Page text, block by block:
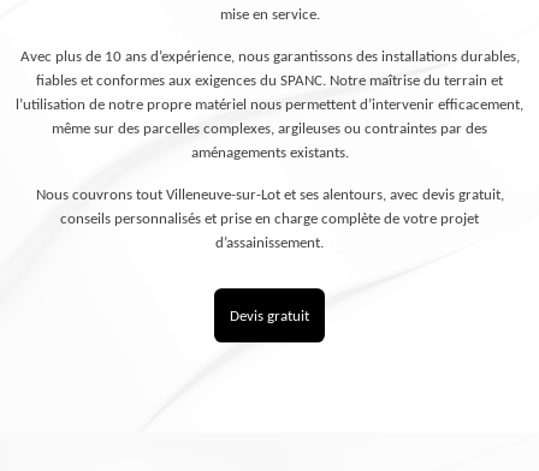
mise en service.
Avec plus de 10 ans d’expérience, nous garantissons des installations durables,
fiables et conformes aux exigences du SPANC. Notre maîtrise du terrain et
l’utilisation de notre propre matériel nous permettent d’intervenir efficacement,
même sur des parcelles complexes, argileuses ou contraintes par des
aménagements existants.
Nous couvrons tout Villeneuve-sur-Lot et ses alentours, avec devis gratuit,
conseils personnalisés et prise en charge complète de votre projet
d’assainissement.
Devis gratuit